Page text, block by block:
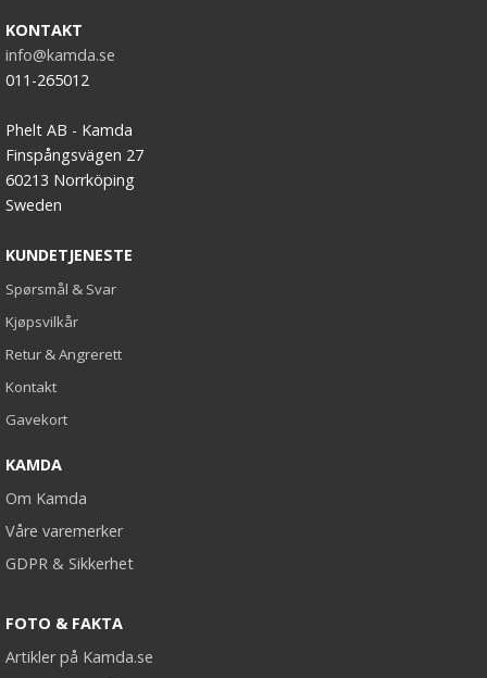
KONTAKT
info@kamda.se
011-265012
Phelt AB - Kamda
Finspångsvägen 27
60213 Norrköping
Sweden
KUNDETJENESTE
Spørsmål & Svar
Kjøpsvilkår
Retur & Angrerett
Kontakt
Gavekort
KAMDA
Om Kamda
Våre varemerker
GDPR & Sikkerhet
FOTO & FAKTA
Artikler på Kamda.se